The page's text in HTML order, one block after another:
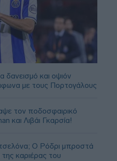
δανεισμό και οψιόν
με τους Πορτογάλους
τον ποδοσφαιρικό
και Λιβάι Γκαρσία!
Ο Ρόδρι μπροστά
καριέρας του